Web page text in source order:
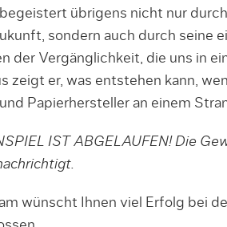
übrigens nicht nur
sondern auch durch seine
der Vergänglichkeit, die uns in
zeigt er, was entstehen kann,
Papierhersteller an einem
IST ABGELAUFEN! Die
wünscht Ihnen viel Erfolg bei